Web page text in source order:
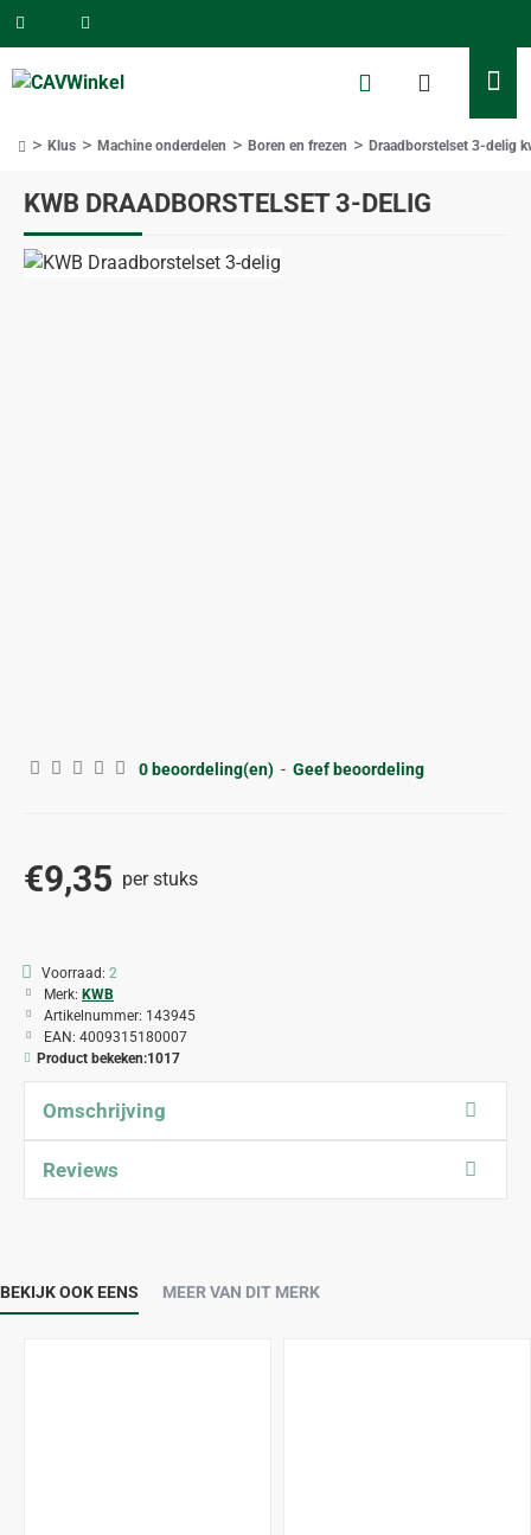
KWB DRAADBORSTELSET 3-DELIG
Klus Machine onderdelen Boren en frezen Draadborstelset 3-delig
0 beoordeling(en) - Geef beoordeling
€9,35 per stuks
Voorraad: 2
Merk: KWB
Artikelnummer: 143945
EAN: 4009315180007
Product bekeken:1017
Omschrijving
Reviews
BEKIJK OOK EENS MEER VAN DIT MERK